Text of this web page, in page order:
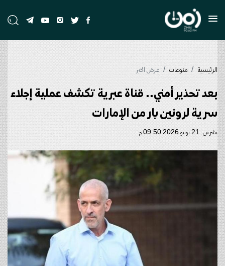
الرئيسية منوعات عرض الخبر
بعد تحذير أمني.. قناة عبرية تكشف عملية إجلاء
سرية لرونين بار من الإمارات
نشر في: 21 يونيو 2026 09:50 م